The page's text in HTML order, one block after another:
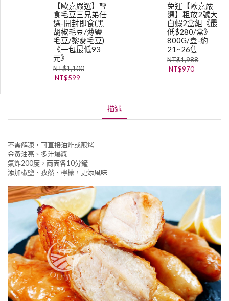
【歐嘉嚴選】輕
食毛豆三兄弟任
選-開封即食(黑
胡椒毛豆/薄鹽
毛豆/黎麥毛豆)
《一包最低93
元》
NT$1,100
NT$599
免運【歐嘉嚴
選】粗放2號大
白蝦2盒組《最
低$280/盒》
800G/盒-約
21~26隻
NT$1,988
NT$970
描述
不需解凍，可直接油炸或煎烤
金黃油亮、多汁爆漿
氣炸200度，兩面各10分鐘
添加椒鹽、孜然、檸檬，更添風味